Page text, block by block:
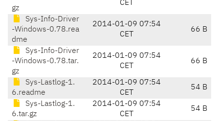
gz
CET
Sys-Info-Driver
-Windows-0.78.rea
dme
2014-01-09 07:54
CET
66 B
Sys-Info-Driver
-Windows-0.78.tar.
gz
2014-01-09 07:54
CET
66 B
Sys-Lastlog-1.
6.readme
2014-01-09 07:54
CET
54 B
Sys-Lastlog-1.
6.tar.gz
2014-01-09 07:54
CET
54 B